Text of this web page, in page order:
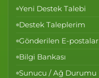
Yeni Destek Talebi
Destek Taleplerim
Gönderilen E-postalar
Bilgi Bankası
Sunucu / Ağ Durumu